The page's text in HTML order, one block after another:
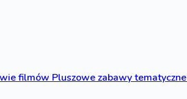
filmówPluszowe zabawy tematyczne